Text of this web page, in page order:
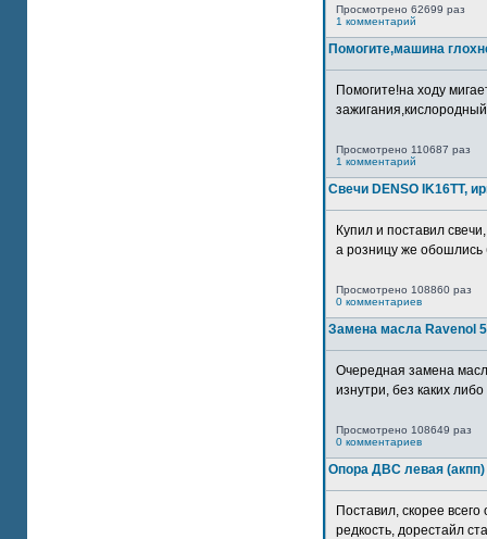
Просмотрено 62699 раз
1 комментарий
Помогите,машина
Помогите!на ходу
Просмотрено 110687 раз
1 комментарий
Свечи DENSO IK16TT,
Купил и поставил
а розницу же обошлись
Просмотрено 108860 раз
0 комментариев
Замена масла Ravenol
Очередная замена
изнутри, без каких
Просмотрено 108649 раз
0 комментариев
Опора ДВС левая (акпп)
Поставил, скорее
редкость, дорестайл